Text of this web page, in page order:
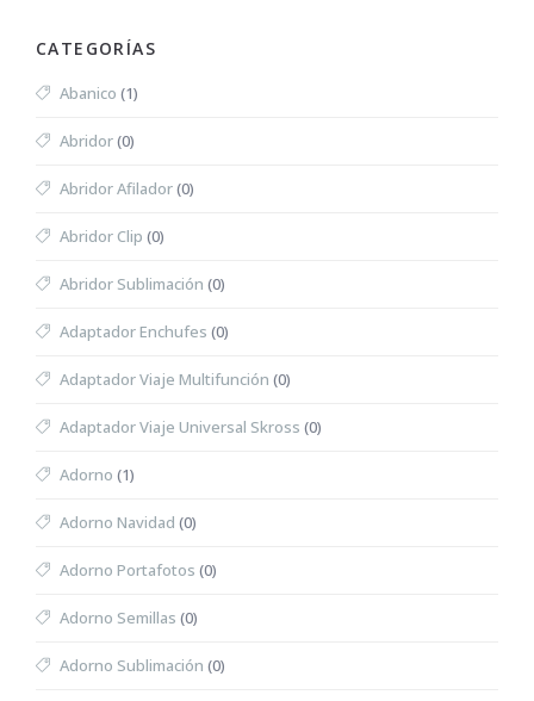
CATEGORÍAS
Abanico (1)
Abridor(0)
Abridor Afilador(0)
Abridor Clip (0)
Abridor Sublimación (0)
Adaptador Enchufes (0)
Adaptador Viaje Multifunción (0)
Adaptador Viaje Universal Skross (0)
Adorno (1)
Adorno Navidad (0)
Adorno Portafotos (0)
Adorno Semillas (0)
Adorno Sublimación (0)